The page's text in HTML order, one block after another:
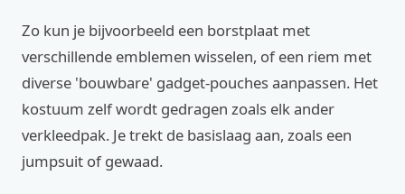
Zo kun je bijvoorbeeld een borstplaat met
verschillende emblemen wisselen, of een riem met
diverse 'bouwbare' gadget-pouches aanpassen. Het
kostuum zelf wordt gedragen zoals elk ander
verkleedpak. Je trekt de basislaag aan, zoals een
jumpsuit of gewaad.